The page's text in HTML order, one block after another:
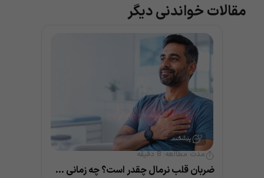
مقالات خواندنی دیگر
مدت مطالعه:8 دقیقه
ضربان قلب نرمال چقدر است؟ چه زمانی خطرناک می‌شود؟